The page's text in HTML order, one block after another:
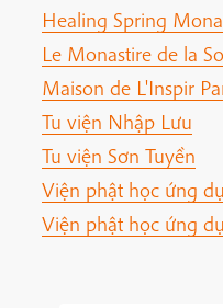
Healing Spring
Le Monastire de la
Maison de L'Inspir
Tu viện Nhập Lưu
Tu viện Sơn Tuyền
Viện phật học ứng
Viện phật học ứng